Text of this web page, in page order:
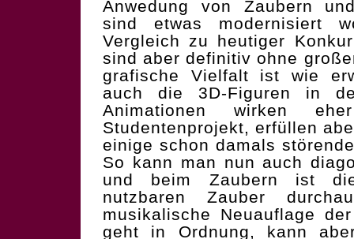
Anwedung von Zaubern
sind etwas modernisiert
Vergleich zu heutiger
sind aber definitiv ohne
grafische Vielfalt ist wie
auch die 3D-Figuren in
Animationen wirken
Studentenprojekt, erfüllen
einige schon damals
So kann man nun auch
und beim Zaubern ist
nutzbaren Zauber
musikalische Neuauflage
geht in Ordnung, kann